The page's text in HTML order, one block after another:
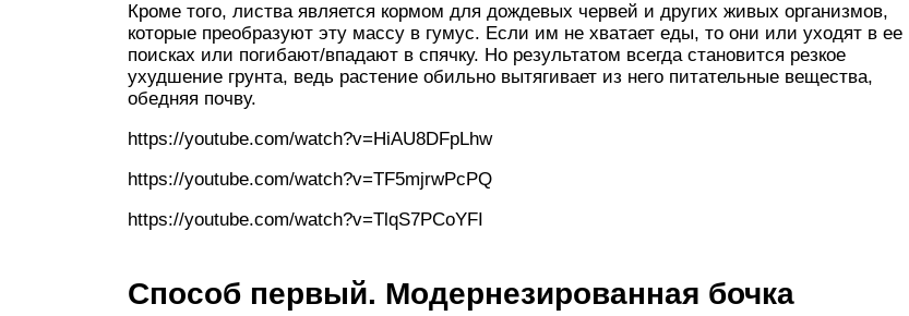
Кроме того, листва является кормом для дождевых червей и других живых организмов,
которые преобразуют эту массу в гумус. Если им не хватает еды, то они или уходят в ее
поисках или погибают/впадают в спячку. Но результатом всегда становится резкое
ухудшение грунта, ведь растение обильно вытягивает из него питательные вещества,
обедняя почву.
https://youtube.com/watch?v=HiAU8DFpLhw
https://youtube.com/watch?v=TF5mjrwPcPQ
https://youtube.com/watch?v=TlqS7PCoYFI
Способ первый. Модернезированная бочка